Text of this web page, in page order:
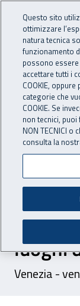
INAIL
Home Inail
06 ottobre
luoghi
Venezia -
Questo sito
ottimizzare
natura tecnica
funzionamento
possono
accettare tutti i
COOKIE,
categorie che
COOKIE. Se
non tecnici, puoi
NON TECNICI
consulta la